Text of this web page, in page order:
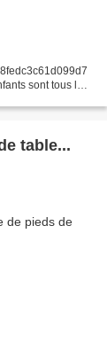
sont tous les
table...